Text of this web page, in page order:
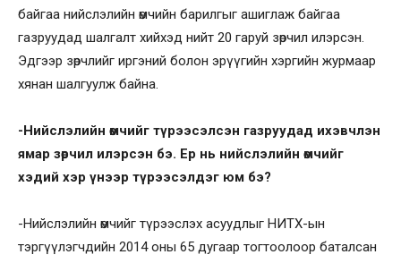
байгаа нийслэлийн өмчийн барилгыг ашиглаж байгаа
газруудад шалгалт хийхэд нийт 20 гаруй зөрчил илэрсэн.
Эдгээр зөрчлийг иргэний болон эрүүгийн хэргийн журмаар
хянан шалгуулж байна.
-Нийслэлийн өмчийг түрээсэлсэн газруудад ихэвчлэн
ямар зөрчил илэрсэн бэ. Ер нь нийслэлийн өмчийг
хэдий хэр үнээр түрээсэлдэг юм бэ?
-Нийслэлийн өмчийг түрээслэх асуудлыг НИТХ-ын
тэргүүлэгчдийн 2014 оны 65 дугаар тогтоолоор баталсан